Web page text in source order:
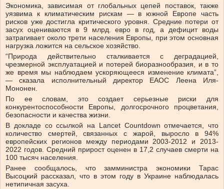
Экономика, зависимая от глобальных цепей поставок, также
уязвима к климатическим рискам — в южной Европе часть
рисков уже достигла критического уровня. Средние потери от
засух оцениваются в 9 млрд. евро в год, а дефицит воды
затрагивает около трети населения Европы, при этом основная
нагрузка ложится на сельское хозяйство.
“Природа действительно сталкивается с деградацией,
чрезмерной эксплуатацией и потерей биоразнообразия, и в то
же время мы наблюдаем ускоряющееся изменение климата”,
— сказала исполнительный директор ЕАОС Леена Иля-
Мононен.
По ее словам, это создает серьезные риски для
конкурентоспособности Европы, долгосрочного процветания,
безопасности и качества жизни.
В докладе со ссылкой на Lancet Countdown отмечается, что
количество смертей, связанных с жарой, выросло в 94%
европейских регионов между периодами 2003-2012 и 2013-
2022 годов. Средний прирост оценен в 17,2 случаев смерти на
100 тысяч населения.
Ранее сообщалось, что замминистра экономики Тарас
Высоцкий рассказал, что в этом году в Украине наблюдалась
нетипичная засуха.